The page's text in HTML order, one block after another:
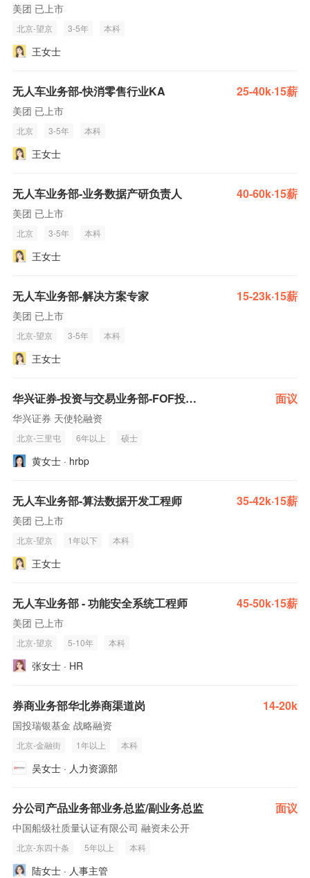
美团 已上市
北京-望京 3-5年 本科
王女士
无人车业务部-快消零售行业KA 25-40k·15薪
美团 已上市
北京 3-5年 本科
王女士
无人车业务部-业务数据产研负责人 40-60k·15薪
美团 已上市
北京 3-5年 本科
王女士
无人车业务部-解决方案专家 15-23k·15薪
美团 已上市
北京-望京 3-5年 本科
王女士
华兴证券-投资与交易业务部-FOF投资研究岗 面议
华兴证券 天使轮融资
北京-三里屯 6年以上 硕士
黄女士 · hrbp
无人车业务部-算法数据开发工程师 35-42k·15薪
美团 已上市
北京-望京 1年以下 本科
王女士
无人车业务部 - 功能安全系统工程师 45-50k·15薪
美团 已上市
北京-望京 5-10年 本科
张女士 · HR
券商业务部华北券商渠道岗 14-20k
国投瑞银基金 战略融资
北京-金融街 1年以上 本科
吴女士 · 人力资源部
分公司产品业务部业务总监/副业务总监 面议
中国船级社质量认证有限公司 融资未公开
北京-东四十条 5年以上 本科
陆女士 · 人事主管